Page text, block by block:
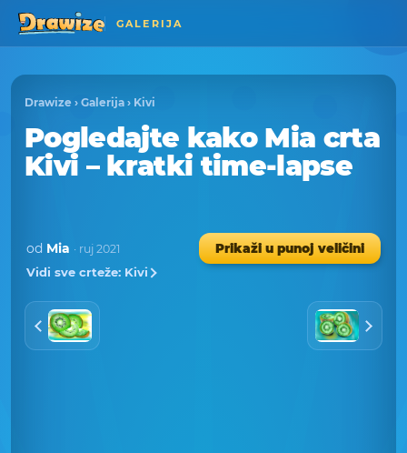
GALERIJA
Drawize › Galerija › Kivi
Pogledajte kako Mia crta
Kivi – kratki time-lapse
od Mia · ruj 2021
Prikaži u punoj veličini
Vidi sve crteže: Kivi